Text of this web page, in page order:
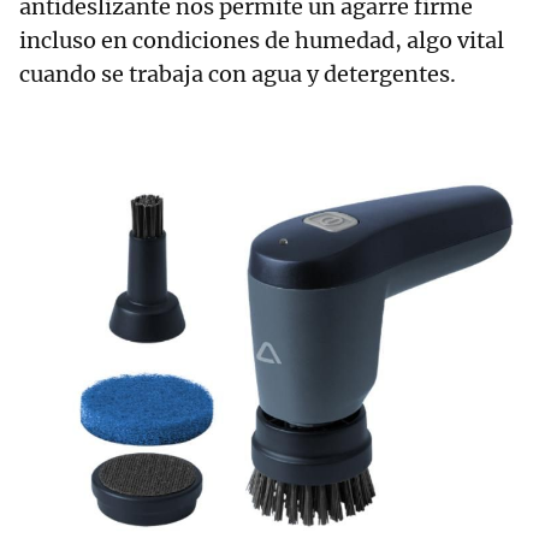
antideslizante nos permite un agarre firme
incluso en condiciones de humedad, algo vital
cuando se trabaja con agua y detergentes.